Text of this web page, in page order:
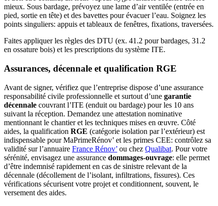
mieux. Sous bardage, prévoyez une lame d’air ventilée (entrée en
pied, sortie en tête) et des bavettes pour évacuer l’eau. Soignez les
points singuliers: appuis et tableaux de fenêtres, fixations, traversées.
Faites appliquer les règles des DTU (ex. 41.2 pour bardages, 31.2
en ossature bois) et les prescriptions du système ITE.
Assurances, décennale et qualification RGE
Avant de signer, vérifiez que l’entreprise dispose d’une assurance
responsabilité civile professionnelle et surtout d’une garantie
décennale couvrant l’ITE (enduit ou bardage) pour les 10 ans
suivant la réception. Demandez une attestation nominative
mentionnant le chantier et les techniques mises en œuvre. Côté
aides, la qualification RGE (catégorie isolation par l’extérieur) est
indispensable pour MaPrimeRénov’ et les primes CEE: contrôlez sa
validité sur l’annuaire France Rénov’ ou chez Qualibat. Pour votre
sérénité, envisagez une assurance dommages-ouvrage: elle permet
d’être indemnisé rapidement en cas de sinistre relevant de la
décennale (décollement de l’isolant, infiltrations, fissures). Ces
vérifications sécurisent votre projet et conditionnent, souvent, le
versement des aides.